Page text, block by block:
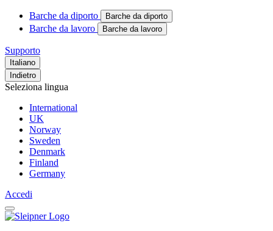
Barche da diporto Barche da diporto
Barche da lavoro Barche da lavoro
Supporto
Italiano
Indietro
Seleziona lingua
International
UK
Norway
Sweden
Denmark
Finland
Germany
Accedi